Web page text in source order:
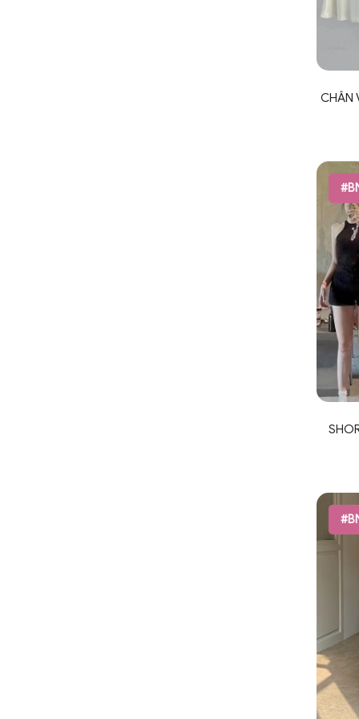
CHÂN